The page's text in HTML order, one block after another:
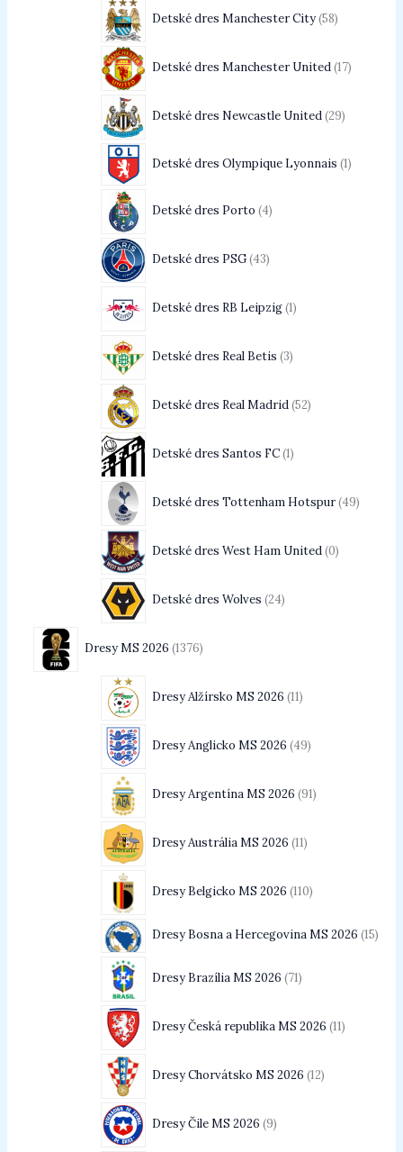
Detské dres Manchester City 58
Detské dres Manchester United 17
Detské dres Newcastle United 29
Detské dres Olympique Lyonnais 1
Detské dres Porto 4
Detské dres PSG 43
Detské dres RB Leipzig 1
Detské dres Real Betis 3
Detské dres Real Madrid 52
Detské dres Santos FC 1
Detské dres Tottenham Hotspur 49
Detské dres West Ham United 0
Detské dres Wolves 24
Dresy MS 2026 1376
Dresy Alžírsko MS 2026 11
Dresy Anglicko MS 2026 49
Dresy Argentína MS 2026 91
Dresy Austrália MS 2026 11
Dresy Belgicko MS 2026 110
Dresy Bosna a Hercegovina MS 2026 15
Dresy Brazília MS 2026 71
Dresy Česká republika MS 2026 11
Dresy Chorvátsko MS 2026 12
Dresy Čile MS 2026 9